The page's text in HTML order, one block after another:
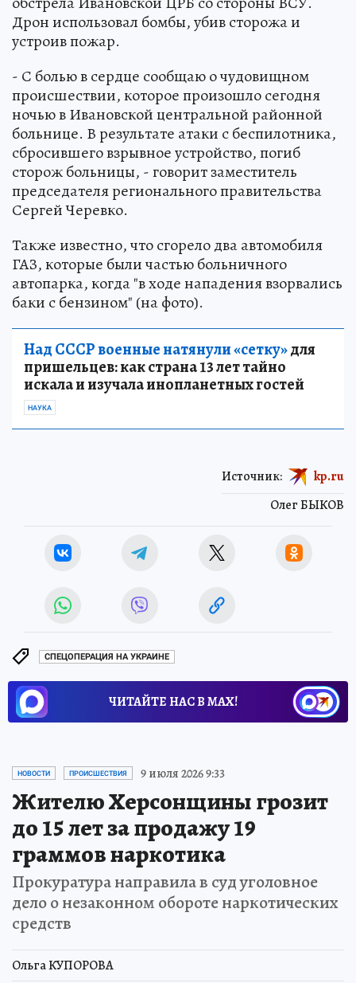
Дрон использовал бомбы, убив сторожа и
устроив пожар.
- С болью в сердце сообщаю о чудовищном
происшествии, которое произошло сегодня
ночью в Ивановской центральной районной
больнице. В результате атаки с беспилотника,
сбросившего взрывное устройство, погиб
сторож больницы, - говорит заместитель
председателя регионального правительства
Сергей Черевко.
Также известно, что сгорело два автомобиля
ГАЗ, которые были частью больничного
автопарка, когда "в ходе нападения взорвались
баки с бензином" (на фото).
Над СССР военные натянули «сетку»для
пришельцев: как страна 13 лет тайно
искала и изучала инопланетных гостей
НАУКА
Олег БЫКОВ
Источник: kp.ru
СПЕЦОПЕРАЦИЯ НА УКРАИНЕ
ЧИТАЙТЕ НАС В МАХ!
НОВОСТИ ПРОИСШЕСТВИЯ 9 июля 2026 9:33
Жителю Херсонщины грозит
до 15 лет за продажу 19
граммов наркотика
Прокуратура направила в суд уголовное
дело о незаконном обороте наркотических
средств
Ольга КУПОРОВА